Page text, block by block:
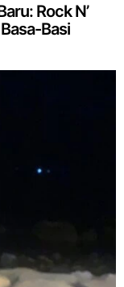
Rock N’
Basi